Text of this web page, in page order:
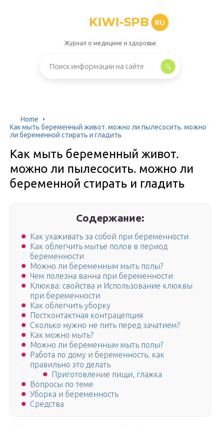
KIWI-SPB RU
Журнал о медицине и здоровье
Home
Как мыть беременный живот. можно ли пылесосить. можно
ли беременной стирать и гладить
Как мыть беременный живот.
можно ли пылесосить. можно ли
беременной стирать и гладить
Содержание:
Как ухаживать за собой при беременности
Как облегчить мытье полов в период
беременности
Можно ли беременным мыть полы?
Чем полезна ванна при беременности
Клюква: свойства и Использование клюквы
при беременности
Как облегчить уборку
Постконтактная контрацепция
Сколько нужно не пить перед зачатием?
Как можно мыть?
Можно ли беременным мыть полы?
Работа по дому и беременность. как
правильно это делать
Приготовление пищи, глажка
Вопросы по теме
Уборка и беременность
Средства